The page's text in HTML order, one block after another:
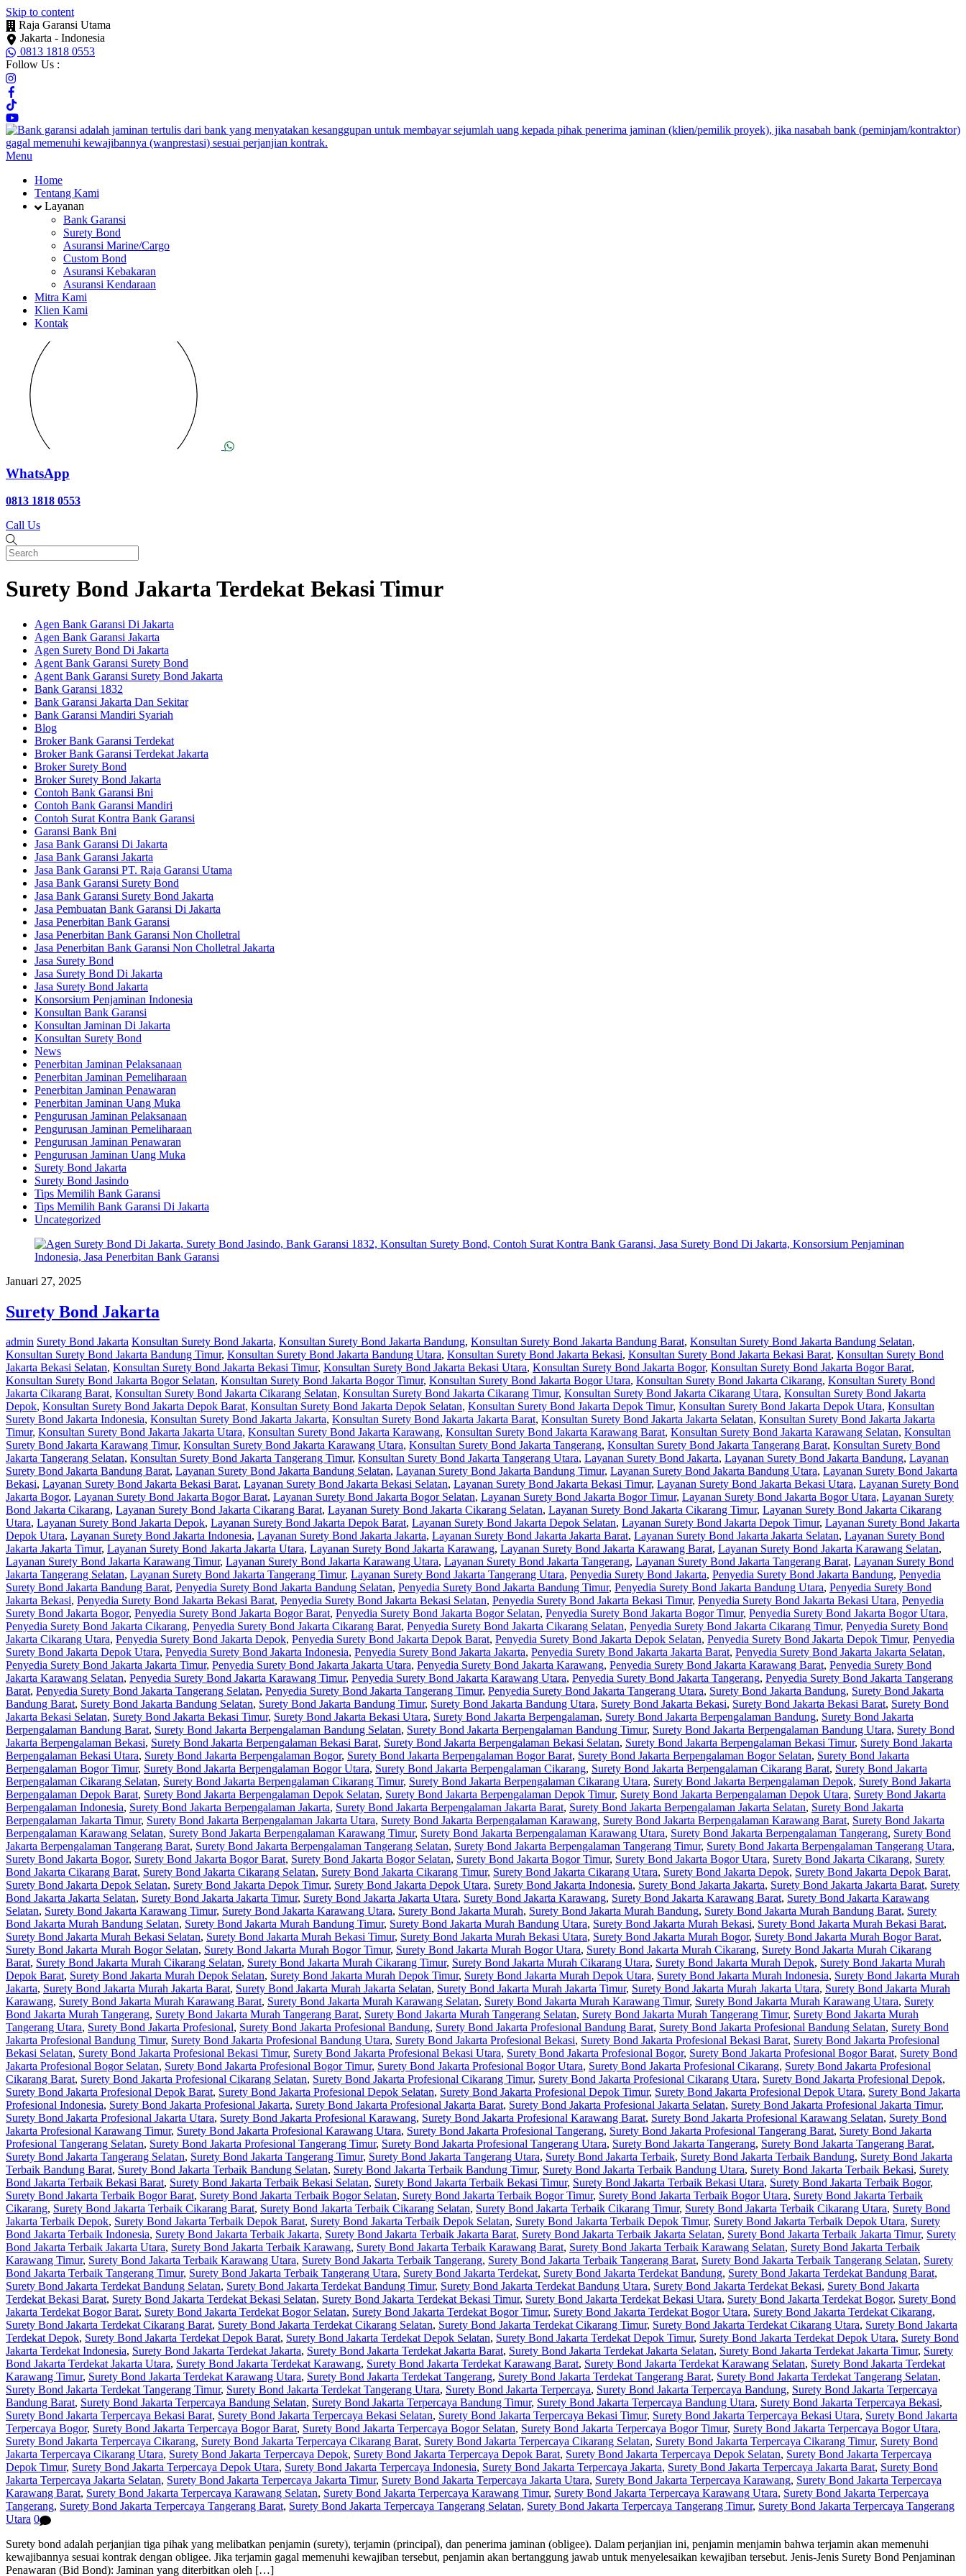
Skip to content
Raja Garansi Utama
Jakarta - Indonesia
0813 1818 0553
Follow Us :
Menu
Home
Tentang Kami
Layanan
Bank Garansi
Surety Bond
Asuransi Marine/Cargo
Custom Bond
Asuransi Kebakaran
Asuransi Kendaraan
Mitra Kami
Klien Kami
Kontak
WhatsApp
0813 1818 0553
Call Us
Surety Bond Jakarta Terdekat Bekasi Timur
Agen Bank Garansi Di Jakarta
Agen Bank Garansi Jakarta
Agen Surety Bond Di Jakarta
Agent Bank Garansi Surety Bond
Agent Bank Garansi Surety Bond Jakarta
Bank Garansi 1832
Bank Garansi Jakarta Dan Sekitar
Bank Garansi Mandiri Syariah
Blog
Broker Bank Garansi Terdekat
Broker Bank Garansi Terdekat Jakarta
Broker Surety Bond
Broker Surety Bond Jakarta
Contoh Bank Garansi Bni
Contoh Bank Garansi Mandiri
Contoh Surat Kontra Bank Garansi
Garansi Bank Bni
Jasa Bank Garansi Di Jakarta
Jasa Bank Garansi Jakarta
Jasa Bank Garansi PT. Raja Garansi Utama
Jasa Bank Garansi Surety Bond
Jasa Bank Garansi Surety Bond Jakarta
Jasa Pembuatan Bank Garansi Di Jakarta
Jasa Penerbitan Bank Garansi
Jasa Penerbitan Bank Garansi Non Cholletral
Jasa Penerbitan Bank Garansi Non Cholletral Jakarta
Jasa Surety Bond
Jasa Surety Bond Di Jakarta
Jasa Surety Bond Jakarta
Konsorsium Penjaminan Indonesia
Konsultan Bank Garansi
Konsultan Jaminan Di Jakarta
Konsultan Surety Bond
News
Penerbitan Jaminan Pelaksanaan
Penerbitan Jaminan Pemeliharaan
Penerbitan Jaminan Penawaran
Penerbitan Jaminan Uang Muka
Pengurusan Jaminan Pelaksanaan
Pengurusan Jaminan Pemeliharaan
Pengurusan Jaminan Penawaran
Pengurusan Jaminan Uang Muka
Surety Bond Jakarta
Surety Bond Jasindo
Tips Memilih Bank Garansi
Tips Memilih Bank Garansi Di Jakarta
Uncategorized
Januari 27, 2025
Surety Bond Jakarta
admin Surety Bond Jakarta Konsultan Surety Bond Jakarta, Konsultan Surety Bond Jakarta Bandung, Konsultan Surety Bond Jakarta Bandung Barat, Konsultan Surety Bond Jakarta Bandung Selatan,
Konsultan Surety Bond Jakarta Bandung Timur, Konsultan Surety Bond Jakarta Bandung Utara, Konsultan Surety Bond Jakarta Bekasi, Konsultan Surety Bond Jakarta Bekasi Barat, Konsultan Surety Bond
Jakarta Bekasi Selatan, Konsultan Surety Bond Jakarta Bekasi Timur, Konsultan Surety Bond Jakarta Bekasi Utara, Konsultan Surety Bond Jakarta Bogor, Konsultan Surety Bond Jakarta Bogor Barat,
Konsultan Surety Bond Jakarta Bogor Selatan, Konsultan Surety Bond Jakarta Bogor Timur, Konsultan Surety Bond Jakarta Bogor Utara, Konsultan Surety Bond Jakarta Cikarang, Konsultan Surety Bond
Jakarta Cikarang Barat, Konsultan Surety Bond Jakarta Cikarang Selatan, Konsultan Surety Bond Jakarta Cikarang Timur, Konsultan Surety Bond Jakarta Cikarang Utara, Konsultan Surety Bond Jakarta
Depok, Konsultan Surety Bond Jakarta Depok Barat, Konsultan Surety Bond Jakarta Depok Selatan, Konsultan Surety Bond Jakarta Depok Timur, Konsultan Surety Bond Jakarta Depok Utara, Konsultan
Surety Bond Jakarta Indonesia, Konsultan Surety Bond Jakarta Jakarta, Konsultan Surety Bond Jakarta Jakarta Barat, Konsultan Surety Bond Jakarta Jakarta Selatan, Konsultan Surety Bond Jakarta Jakarta
Timur, Konsultan Surety Bond Jakarta Jakarta Utara, Konsultan Surety Bond Jakarta Karawang, Konsultan Surety Bond Jakarta Karawang Barat, Konsultan Surety Bond Jakarta Karawang Selatan, Konsultan
Surety Bond Jakarta Karawang Timur, Konsultan Surety Bond Jakarta Karawang Utara, Konsultan Surety Bond Jakarta Tangerang, Konsultan Surety Bond Jakarta Tangerang Barat, Konsultan Surety Bond
Jakarta Tangerang Selatan, Konsultan Surety Bond Jakarta Tangerang Timur, Konsultan Surety Bond Jakarta Tangerang Utara, Layanan Surety Bond Jakarta, Layanan Surety Bond Jakarta Bandung, Layanan
Surety Bond Jakarta Bandung Barat, Layanan Surety Bond Jakarta Bandung Selatan, Layanan Surety Bond Jakarta Bandung Timur, Layanan Surety Bond Jakarta Bandung Utara, Layanan Surety Bond Jakarta
Bekasi, Layanan Surety Bond Jakarta Bekasi Barat, Layanan Surety Bond Jakarta Bekasi Selatan, Layanan Surety Bond Jakarta Bekasi Timur, Layanan Surety Bond Jakarta Bekasi Utara, Layanan Surety Bond
Jakarta Bogor, Layanan Surety Bond Jakarta Bogor Barat, Layanan Surety Bond Jakarta Bogor Selatan, Layanan Surety Bond Jakarta Bogor Timur, Layanan Surety Bond Jakarta Bogor Utara, Layanan Surety
Bond Jakarta Cikarang, Layanan Surety Bond Jakarta Cikarang Barat, Layanan Surety Bond Jakarta Cikarang Selatan, Layanan Surety Bond Jakarta Cikarang Timur, Layanan Surety Bond Jakarta Cikarang
Utara, Layanan Surety Bond Jakarta Depok, Layanan Surety Bond Jakarta Depok Barat, Layanan Surety Bond Jakarta Depok Selatan, Layanan Surety Bond Jakarta Depok Timur, Layanan Surety Bond Jakarta
Depok Utara, Layanan Surety Bond Jakarta Indonesia, Layanan Surety Bond Jakarta Jakarta, Layanan Surety Bond Jakarta Jakarta Barat, Layanan Surety Bond Jakarta Jakarta Selatan, Layanan Surety Bond
Jakarta Jakarta Timur, Layanan Surety Bond Jakarta Jakarta Utara, Layanan Surety Bond Jakarta Karawang, Layanan Surety Bond Jakarta Karawang Barat, Layanan Surety Bond Jakarta Karawang Selatan,
Layanan Surety Bond Jakarta Karawang Timur, Layanan Surety Bond Jakarta Karawang Utara, Layanan Surety Bond Jakarta Tangerang, Layanan Surety Bond Jakarta Tangerang Barat, Layanan Surety Bond
Jakarta Tangerang Selatan, Layanan Surety Bond Jakarta Tangerang Timur, Layanan Surety Bond Jakarta Tangerang Utara, Penyedia Surety Bond Jakarta, Penyedia Surety Bond Jakarta Bandung, Penyedia
Surety Bond Jakarta Bandung Barat, Penyedia Surety Bond Jakarta Bandung Selatan, Penyedia Surety Bond Jakarta Bandung Timur, Penyedia Surety Bond Jakarta Bandung Utara, Penyedia Surety Bond
Jakarta Bekasi, Penyedia Surety Bond Jakarta Bekasi Barat, Penyedia Surety Bond Jakarta Bekasi Selatan, Penyedia Surety Bond Jakarta Bekasi Timur, Penyedia Surety Bond Jakarta Bekasi Utara, Penyedia
Surety Bond Jakarta Bogor, Penyedia Surety Bond Jakarta Bogor Barat, Penyedia Surety Bond Jakarta Bogor Selatan, Penyedia Surety Bond Jakarta Bogor Timur, Penyedia Surety Bond Jakarta Bogor Utara,
Penyedia Surety Bond Jakarta Cikarang, Penyedia Surety Bond Jakarta Cikarang Barat, Penyedia Surety Bond Jakarta Cikarang Selatan, Penyedia Surety Bond Jakarta Cikarang Timur, Penyedia Surety Bond
Jakarta Cikarang Utara, Penyedia Surety Bond Jakarta Depok, Penyedia Surety Bond Jakarta Depok Barat, Penyedia Surety Bond Jakarta Depok Selatan, Penyedia Surety Bond Jakarta Depok Timur, Penyedia
Surety Bond Jakarta Depok Utara, Penyedia Surety Bond Jakarta Indonesia, Penyedia Surety Bond Jakarta Jakarta, Penyedia Surety Bond Jakarta Jakarta Barat, Penyedia Surety Bond Jakarta Jakarta Selatan,
Penyedia Surety Bond Jakarta Jakarta Timur, Penyedia Surety Bond Jakarta Jakarta Utara, Penyedia Surety Bond Jakarta Karawang, Penyedia Surety Bond Jakarta Karawang Barat, Penyedia Surety Bond
Jakarta Karawang Selatan, Penyedia Surety Bond Jakarta Karawang Timur, Penyedia Surety Bond Jakarta Karawang Utara, Penyedia Surety Bond Jakarta Tangerang, Penyedia Surety Bond Jakarta Tangerang
Barat, Penyedia Surety Bond Jakarta Tangerang Selatan, Penyedia Surety Bond Jakarta Tangerang Timur, Penyedia Surety Bond Jakarta Tangerang Utara, Surety Bond Jakarta Bandung, Surety Bond Jakarta
Bandung Barat, Surety Bond Jakarta Bandung Selatan, Surety Bond Jakarta Bandung Timur, Surety Bond Jakarta Bandung Utara, Surety Bond Jakarta Bekasi, Surety Bond Jakarta Bekasi Barat, Surety Bond
Jakarta Bekasi Selatan, Surety Bond Jakarta Bekasi Timur, Surety Bond Jakarta Bekasi Utara, Surety Bond Jakarta Berpengalaman, Surety Bond Jakarta Berpengalaman Bandung, Surety Bond Jakarta
Berpengalaman Bandung Barat, Surety Bond Jakarta Berpengalaman Bandung Selatan, Surety Bond Jakarta Berpengalaman Bandung Timur, Surety Bond Jakarta Berpengalaman Bandung Utara, Surety Bond
Jakarta Berpengalaman Bekasi, Surety Bond Jakarta Berpengalaman Bekasi Barat, Surety Bond Jakarta Berpengalaman Bekasi Selatan, Surety Bond Jakarta Berpengalaman Bekasi Timur, Surety Bond Jakarta
Berpengalaman Bekasi Utara, Surety Bond Jakarta Berpengalaman Bogor, Surety Bond Jakarta Berpengalaman Bogor Barat, Surety Bond Jakarta Berpengalaman Bogor Selatan, Surety Bond Jakarta
Berpengalaman Bogor Timur, Surety Bond Jakarta Berpengalaman Bogor Utara, Surety Bond Jakarta Berpengalaman Cikarang, Surety Bond Jakarta Berpengalaman Cikarang Barat, Surety Bond Jakarta
Berpengalaman Cikarang Selatan, Surety Bond Jakarta Berpengalaman Cikarang Timur, Surety Bond Jakarta Berpengalaman Cikarang Utara, Surety Bond Jakarta Berpengalaman Depok, Surety Bond Jakarta
Berpengalaman Depok Barat, Surety Bond Jakarta Berpengalaman Depok Selatan, Surety Bond Jakarta Berpengalaman Depok Timur, Surety Bond Jakarta Berpengalaman Depok Utara, Surety Bond Jakarta
Berpengalaman Indonesia, Surety Bond Jakarta Berpengalaman Jakarta, Surety Bond Jakarta Berpengalaman Jakarta Barat, Surety Bond Jakarta Berpengalaman Jakarta Selatan, Surety Bond Jakarta
Berpengalaman Jakarta Timur, Surety Bond Jakarta Berpengalaman Jakarta Utara, Surety Bond Jakarta Berpengalaman Karawang, Surety Bond Jakarta Berpengalaman Karawang Barat, Surety Bond Jakarta
Berpengalaman Karawang Selatan, Surety Bond Jakarta Berpengalaman Karawang Timur, Surety Bond Jakarta Berpengalaman Karawang Utara, Surety Bond Jakarta Berpengalaman Tangerang, Surety Bond
Jakarta Berpengalaman Tangerang Barat, Surety Bond Jakarta Berpengalaman Tangerang Selatan, Surety Bond Jakarta Berpengalaman Tangerang Timur, Surety Bond Jakarta Berpengalaman Tangerang Utara,
Surety Bond Jakarta Bogor, Surety Bond Jakarta Bogor Barat, Surety Bond Jakarta Bogor Selatan, Surety Bond Jakarta Bogor Timur, Surety Bond Jakarta Bogor Utara, Surety Bond Jakarta Cikarang, Surety
Bond Jakarta Cikarang Barat, Surety Bond Jakarta Cikarang Selatan, Surety Bond Jakarta Cikarang Timur, Surety Bond Jakarta Cikarang Utara, Surety Bond Jakarta Depok, Surety Bond Jakarta Depok Barat,
Surety Bond Jakarta Depok Selatan, Surety Bond Jakarta Depok Timur, Surety Bond Jakarta Depok Utara, Surety Bond Jakarta Indonesia, Surety Bond Jakarta Jakarta, Surety Bond Jakarta Jakarta Barat, Surety
Bond Jakarta Jakarta Selatan, Surety Bond Jakarta Jakarta Timur, Surety Bond Jakarta Jakarta Utara, Surety Bond Jakarta Karawang, Surety Bond Jakarta Karawang Barat, Surety Bond Jakarta Karawang
Selatan, Surety Bond Jakarta Karawang Timur, Surety Bond Jakarta Karawang Utara, Surety Bond Jakarta Murah, Surety Bond Jakarta Murah Bandung, Surety Bond Jakarta Murah Bandung Barat, Surety
Bond Jakarta Murah Bandung Selatan, Surety Bond Jakarta Murah Bandung Timur, Surety Bond Jakarta Murah Bandung Utara, Surety Bond Jakarta Murah Bekasi, Surety Bond Jakarta Murah Bekasi Barat,
Surety Bond Jakarta Murah Bekasi Selatan, Surety Bond Jakarta Murah Bekasi Timur, Surety Bond Jakarta Murah Bekasi Utara, Surety Bond Jakarta Murah Bogor, Surety Bond Jakarta Murah Bogor Barat,
Surety Bond Jakarta Murah Bogor Selatan, Surety Bond Jakarta Murah Bogor Timur, Surety Bond Jakarta Murah Bogor Utara, Surety Bond Jakarta Murah Cikarang, Surety Bond Jakarta Murah Cikarang
Barat, Surety Bond Jakarta Murah Cikarang Selatan, Surety Bond Jakarta Murah Cikarang Timur, Surety Bond Jakarta Murah Cikarang Utara, Surety Bond Jakarta Murah Depok, Surety Bond Jakarta Murah
Depok Barat, Surety Bond Jakarta Murah Depok Selatan, Surety Bond Jakarta Murah Depok Timur, Surety Bond Jakarta Murah Depok Utara, Surety Bond Jakarta Murah Indonesia, Surety Bond Jakarta Murah
Jakarta, Surety Bond Jakarta Murah Jakarta Barat, Surety Bond Jakarta Murah Jakarta Selatan, Surety Bond Jakarta Murah Jakarta Timur, Surety Bond Jakarta Murah Jakarta Utara, Surety Bond Jakarta Murah
Karawang, Surety Bond Jakarta Murah Karawang Barat, Surety Bond Jakarta Murah Karawang Selatan, Surety Bond Jakarta Murah Karawang Timur, Surety Bond Jakarta Murah Karawang Utara, Surety
Bond Jakarta Murah Tangerang, Surety Bond Jakarta Murah Tangerang Barat, Surety Bond Jakarta Murah Tangerang Selatan, Surety Bond Jakarta Murah Tangerang Timur, Surety Bond Jakarta Murah
Tangerang Utara, Surety Bond Jakarta Profesional, Surety Bond Jakarta Profesional Bandung, Surety Bond Jakarta Profesional Bandung Barat, Surety Bond Jakarta Profesional Bandung Selatan, Surety Bond
Jakarta Profesional Bandung Timur, Surety Bond Jakarta Profesional Bandung Utara, Surety Bond Jakarta Profesional Bekasi, Surety Bond Jakarta Profesional Bekasi Barat, Surety Bond Jakarta Profesional
Bekasi Selatan, Surety Bond Jakarta Profesional Bekasi Timur, Surety Bond Jakarta Profesional Bekasi Utara, Surety Bond Jakarta Profesional Bogor, Surety Bond Jakarta Profesional Bogor Barat, Surety Bond
Jakarta Profesional Bogor Selatan, Surety Bond Jakarta Profesional Bogor Timur, Surety Bond Jakarta Profesional Bogor Utara, Surety Bond Jakarta Profesional Cikarang, Surety Bond Jakarta Profesional
Cikarang Barat, Surety Bond Jakarta Profesional Cikarang Selatan, Surety Bond Jakarta Profesional Cikarang Timur, Surety Bond Jakarta Profesional Cikarang Utara, Surety Bond Jakarta Profesional Depok,
Surety Bond Jakarta Profesional Depok Barat, Surety Bond Jakarta Profesional Depok Selatan, Surety Bond Jakarta Profesional Depok Timur, Surety Bond Jakarta Profesional Depok Utara, Surety Bond Jakarta
Profesional Indonesia, Surety Bond Jakarta Profesional Jakarta, Surety Bond Jakarta Profesional Jakarta Barat, Surety Bond Jakarta Profesional Jakarta Selatan, Surety Bond Jakarta Profesional Jakarta Timur,
Surety Bond Jakarta Profesional Jakarta Utara, Surety Bond Jakarta Profesional Karawang, Surety Bond Jakarta Profesional Karawang Barat, Surety Bond Jakarta Profesional Karawang Selatan, Surety Bond
Jakarta Profesional Karawang Timur, Surety Bond Jakarta Profesional Karawang Utara, Surety Bond Jakarta Profesional Tangerang, Surety Bond Jakarta Profesional Tangerang Barat, Surety Bond Jakarta
Profesional Tangerang Selatan, Surety Bond Jakarta Profesional Tangerang Timur, Surety Bond Jakarta Profesional Tangerang Utara, Surety Bond Jakarta Tangerang, Surety Bond Jakarta Tangerang Barat,
Surety Bond Jakarta Tangerang Selatan, Surety Bond Jakarta Tangerang Timur, Surety Bond Jakarta Tangerang Utara, Surety Bond Jakarta Terbaik, Surety Bond Jakarta Terbaik Bandung, Surety Bond Jakarta
Terbaik Bandung Barat, Surety Bond Jakarta Terbaik Bandung Selatan, Surety Bond Jakarta Terbaik Bandung Timur, Surety Bond Jakarta Terbaik Bandung Utara, Surety Bond Jakarta Terbaik Bekasi, Surety
Bond Jakarta Terbaik Bekasi Barat, Surety Bond Jakarta Terbaik Bekasi Selatan, Surety Bond Jakarta Terbaik Bekasi Timur, Surety Bond Jakarta Terbaik Bekasi Utara, Surety Bond Jakarta Terbaik Bogor,
Surety Bond Jakarta Terbaik Bogor Barat, Surety Bond Jakarta Terbaik Bogor Selatan, Surety Bond Jakarta Terbaik Bogor Timur, Surety Bond Jakarta Terbaik Bogor Utara, Surety Bond Jakarta Terbaik
Cikarang, Surety Bond Jakarta Terbaik Cikarang Barat, Surety Bond Jakarta Terbaik Cikarang Selatan, Surety Bond Jakarta Terbaik Cikarang Timur, Surety Bond Jakarta Terbaik Cikarang Utara, Surety Bond
Jakarta Terbaik Depok, Surety Bond Jakarta Terbaik Depok Barat, Surety Bond Jakarta Terbaik Depok Selatan, Surety Bond Jakarta Terbaik Depok Timur, Surety Bond Jakarta Terbaik Depok Utara, Surety
Bond Jakarta Terbaik Indonesia, Surety Bond Jakarta Terbaik Jakarta, Surety Bond Jakarta Terbaik Jakarta Barat, Surety Bond Jakarta Terbaik Jakarta Selatan, Surety Bond Jakarta Terbaik Jakarta Timur, Surety
Bond Jakarta Terbaik Jakarta Utara, Surety Bond Jakarta Terbaik Karawang, Surety Bond Jakarta Terbaik Karawang Barat, Surety Bond Jakarta Terbaik Karawang Selatan, Surety Bond Jakarta Terbaik
Karawang Timur, Surety Bond Jakarta Terbaik Karawang Utara, Surety Bond Jakarta Terbaik Tangerang, Surety Bond Jakarta Terbaik Tangerang Barat, Surety Bond Jakarta Terbaik Tangerang Selatan, Surety
Bond Jakarta Terbaik Tangerang Timur, Surety Bond Jakarta Terbaik Tangerang Utara, Surety Bond Jakarta Terdekat, Surety Bond Jakarta Terdekat Bandung, Surety Bond Jakarta Terdekat Bandung Barat,
Surety Bond Jakarta Terdekat Bandung Selatan, Surety Bond Jakarta Terdekat Bandung Timur, Surety Bond Jakarta Terdekat Bandung Utara, Surety Bond Jakarta Terdekat Bekasi, Surety Bond Jakarta
Terdekat Bekasi Barat, Surety Bond Jakarta Terdekat Bekasi Selatan, Surety Bond Jakarta Terdekat Bekasi Timur, Surety Bond Jakarta Terdekat Bekasi Utara, Surety Bond Jakarta Terdekat Bogor, Surety Bond
Jakarta Terdekat Bogor Barat, Surety Bond Jakarta Terdekat Bogor Selatan, Surety Bond Jakarta Terdekat Bogor Timur, Surety Bond Jakarta Terdekat Bogor Utara, Surety Bond Jakarta Terdekat Cikarang,
Surety Bond Jakarta Terdekat Cikarang Barat, Surety Bond Jakarta Terdekat Cikarang Selatan, Surety Bond Jakarta Terdekat Cikarang Timur, Surety Bond Jakarta Terdekat Cikarang Utara, Surety Bond Jakarta
Terdekat Depok, Surety Bond Jakarta Terdekat Depok Barat, Surety Bond Jakarta Terdekat Depok Selatan, Surety Bond Jakarta Terdekat Depok Timur, Surety Bond Jakarta Terdekat Depok Utara, Surety Bond
Jakarta Terdekat Indonesia, Surety Bond Jakarta Terdekat Jakarta, Surety Bond Jakarta Terdekat Jakarta Barat, Surety Bond Jakarta Terdekat Jakarta Selatan, Surety Bond Jakarta Terdekat Jakarta Timur, Surety
Bond Jakarta Terdekat Jakarta Utara, Surety Bond Jakarta Terdekat Karawang, Surety Bond Jakarta Terdekat Karawang Barat, Surety Bond Jakarta Terdekat Karawang Selatan, Surety Bond Jakarta Terdekat
Karawang Timur, Surety Bond Jakarta Terdekat Karawang Utara, Surety Bond Jakarta Terdekat Tangerang, Surety Bond Jakarta Terdekat Tangerang Barat, Surety Bond Jakarta Terdekat Tangerang Selatan,
Surety Bond Jakarta Terdekat Tangerang Timur, Surety Bond Jakarta Terdekat Tangerang Utara, Surety Bond Jakarta Terpercaya, Surety Bond Jakarta Terpercaya Bandung, Surety Bond Jakarta Terpercaya
Bandung Barat, Surety Bond Jakarta Terpercaya Bandung Selatan, Surety Bond Jakarta Terpercaya Bandung Timur, Surety Bond Jakarta Terpercaya Bandung Utara, Surety Bond Jakarta Terpercaya Bekasi,
Surety Bond Jakarta Terpercaya Bekasi Barat, Surety Bond Jakarta Terpercaya Bekasi Selatan, Surety Bond Jakarta Terpercaya Bekasi Timur, Surety Bond Jakarta Terpercaya Bekasi Utara, Surety Bond Jakarta
Terpercaya Bogor, Surety Bond Jakarta Terpercaya Bogor Barat, Surety Bond Jakarta Terpercaya Bogor Selatan, Surety Bond Jakarta Terpercaya Bogor Timur, Surety Bond Jakarta Terpercaya Bogor Utara,
Surety Bond Jakarta Terpercaya Cikarang, Surety Bond Jakarta Terpercaya Cikarang Barat, Surety Bond Jakarta Terpercaya Cikarang Selatan, Surety Bond Jakarta Terpercaya Cikarang Timur, Surety Bond
Jakarta Terpercaya Cikarang Utara, Surety Bond Jakarta Terpercaya Depok, Surety Bond Jakarta Terpercaya Depok Barat, Surety Bond Jakarta Terpercaya Depok Selatan, Surety Bond Jakarta Terpercaya
Depok Timur, Surety Bond Jakarta Terpercaya Depok Utara, Surety Bond Jakarta Terpercaya Indonesia, Surety Bond Jakarta Terpercaya Jakarta, Surety Bond Jakarta Terpercaya Jakarta Barat, Surety Bond
Jakarta Terpercaya Jakarta Selatan, Surety Bond Jakarta Terpercaya Jakarta Timur, Surety Bond Jakarta Terpercaya Jakarta Utara, Surety Bond Jakarta Terpercaya Karawang, Surety Bond Jakarta Terpercaya
Karawang Barat, Surety Bond Jakarta Terpercaya Karawang Selatan, Surety Bond Jakarta Terpercaya Karawang Timur, Surety Bond Jakarta Terpercaya Karawang Utara, Surety Bond Jakarta Terpercaya
Tangerang, Surety Bond Jakarta Terpercaya Tangerang Barat, Surety Bond Jakarta Terpercaya Tangerang Selatan, Surety Bond Jakarta Terpercaya Tangerang Timur, Surety Bond Jakarta Terpercaya Tangerang
Utara 0
Surety bond adalah perjanjian tiga pihak yang melibatkan penjamin (surety), terjamin (principal), dan penerima jaminan (obligee). Dalam perjanjian ini, penjamin menjamin bahwa terjamin akan memenuhi
kewajibannya sesuai kontrak dengan obligee. Jika terjamin gagal memenuhi kewajiban tersebut, penjamin akan bertanggung jawab untuk menyelesaikan kewajiban tersebut. Jenis-Jenis Surety Bond Penjaminan
Penawaran (Bid Bond): Jaminan yang diterbitkan oleh […]